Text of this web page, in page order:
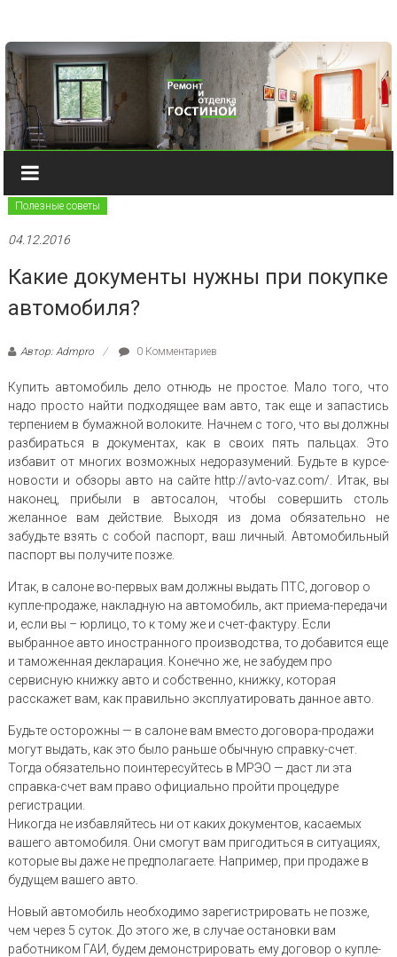
Полезные советы
04.12.2016
Какие документы нужны при покупке
автомобиля?
Автор: Admpro 0 Комментариев
Купить автомобиль дело отнюдь не простое. Мало того, что
надо просто найти подходящее вам авто, так еще и запастись
терпением в бумажной волоките. Начнем с того, что вы должны
разбираться в документах, как в своих пять пальцах. Это
избавит от многих возможных недоразумений. Будьте в курсе-
новости и обзоры авто на сайте http://avto-vaz.com/. Итак, вы
наконец, прибыли в автосалон, чтобы совершить столь
желанное вам действие. Выходя из дома обязательно не
забудьте взять с собой паспорт, ваш личный. Автомобильный
паспорт вы получите позже.
Итак, в салоне во-первых вам должны выдать ПТС, договор о
купле-продаже, накладную на автомобиль, акт приема-передачи
и, если вы – юрлицо, то к тому же и счет-фактуру. Если
выбранное авто иностранного производства, то добавится еще
и таможенная декларация. Конечно же, не забудем про
сервисную книжку авто и собственно, книжку, которая
расскажет вам, как правильно эксплуатировать данное авто.
Будьте осторожны — в салоне вам вместо договора-продажи
могут выдать, как это было раньше обычную справку-счет.
Тогда обязательно поинтересуйтесь в МРЭО — даст ли эта
справка-счет вам право официально пройти процедуре
регистрации.
Никогда не избавляйтесь ни от каких документов, касаемых
вашего автомобиля. Они смогут вам пригодиться в ситуациях,
которые вы даже не предполагаете. Например, при продаже в
будущем вашего авто.
Новый автомобиль необходимо зарегистрировать не позже,
чем через 5 суток. До этого же, в случае остановки вам
работником ГАИ, будем демонстрировать ему договор о купле-